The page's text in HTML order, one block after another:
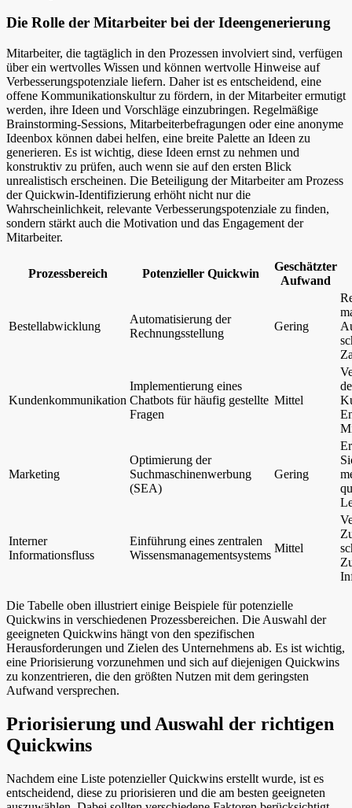
Die Rolle der Mitarbeiter bei der Ideengenerierung
Mitarbeiter, die tagtäglich in den Prozessen involviert sind, verfügen
über ein wertvolles Wissen und können wertvolle Hinweise auf
Verbesserungspotenziale liefern. Daher ist es entscheidend, eine
offene Kommunikationskultur zu fördern, in der Mitarbeiter ermutigt
werden, ihre Ideen und Vorschläge einzubringen. Regelmäßige
Brainstorming-Sessions, Mitarbeiterbefragungen oder eine anonyme
Ideenbox können dabei helfen, eine breite Palette an Ideen zu
generieren. Es ist wichtig, diese Ideen ernst zu nehmen und
konstruktiv zu prüfen, auch wenn sie auf den ersten Blick
unrealistisch erscheinen. Die Beteiligung der Mitarbeiter am Prozess
der Quickwin-Identifizierung erhöht nicht nur die
Wahrscheinlichkeit, relevante Verbesserungspotenziale zu finden,
sondern stärkt auch die Motivation und das Engagement der
Mitarbeiter.
Prozessbereich Potenzieller Quickwin
Geschätzter
Aufwand
Bestellabwicklung
Automatisierung der
Rechnungsstellung
Gering
Kundenkommunikation
Implementierung eines
Chatbots für häufig gestellte
Fragen
Mittel
Marketing
Optimierung der
Suchmaschinenwerbung
(SEA)
Gering
Interner
Informationsfluss
Einführung eines zentralen
Wissensmanagementsystems
Mittel
Die Tabelle oben illustriert einige Beispiele für potenzielle
Quickwins in verschiedenen Prozessbereichen. Die Auswahl der
geeigneten Quickwins hängt von den spezifischen
Herausforderungen und Zielen des Unternehmens ab. Es ist wichtig,
eine Priorisierung vorzunehmen und sich auf diejenigen Quickwins
zu konzentrieren, die den größten Nutzen mit dem geringsten
Aufwand versprechen.
Priorisierung und Auswahl der richtigen
Quickwins
Nachdem eine Liste potenzieller Quickwins erstellt wurde, ist es
entscheidend, diese zu priorisieren und die am besten geeigneten